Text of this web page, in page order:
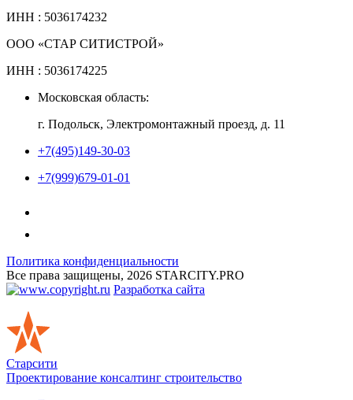
ИНН : 5036174232
ООО «СТАР СИТИСТРОЙ»
ИНН : 5036174225
Московская область:
г. Подольск, Электромонтажный проезд, д. 11
+7(495)149-30-03
+7(999)679-01-01
Политика конфиденциальности
Все права защищены, 2026 STARCITY.PRO
Разработка сайта
Старсити
Проектирование консалтинг строительство